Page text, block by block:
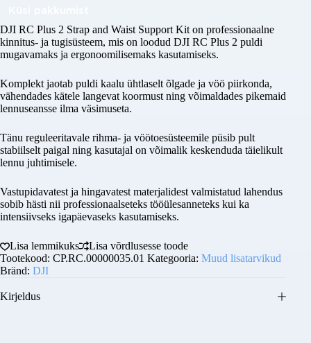
and
Waist
Support
Täisnimi
Ettevõtte nimi ( valikuline )
E-post
Telefoninumber
Sisu
DJI RC Plus 2 Strap and Waist Support Kit on professionaalne
kinnitus- ja tugisüsteem, mis on loodud DJI RC Plus 2 puldi
mugavamaks ja ergonoomilisemaks kasutamiseks.
Komplekt jaotab puldi kaalu ühtlaselt õlgade ja vöö piirkonda,
vähendades kätele langevat koormust ning võimaldades pikemaid
lennuseansse ilma väsimuseta.
Tänu reguleeritavale rihma- ja vöötoesüsteemile püsib pult
stabiilselt paigal ning kasutajal on võimalik keskenduda täielikult
lennu juhtimisele.
Vastupidavatest ja hingavatest materjalidest valmistatud lahendus
sobib hästi nii professionaalseteks tööülesanneteks kui ka
intensiivseks igapäevaseks kasutamiseks.
Lisa lemmikuks
Lisa võrdlusesse toode
Tootekood: CP.RC.00000035.01 Kategooria: Muud lisatarvikud
Bränd: DJI
Kirjeldus